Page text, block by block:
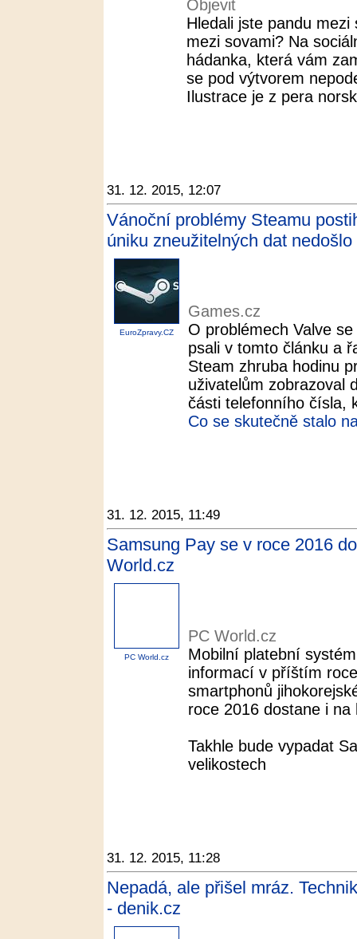
Objevit
Hledali jste pandu
mezi sovami? Na
hádanka, která vám
se pod výtvorem
Ilustrace je z pera
31. 12. 2015, 12:07
Vánoční problémy Steamu
úniku zneužitelných dat
EuroZpravy.CZ
Games.cz
O problémech Valve
psali v tomto článku a
Steam zhruba hodinu
uživatelům zobrazoval
části telefonního čísla,
Co se skutečně stalo
31. 12. 2015, 11:49
Samsung Pay se v roce 2016
World.cz
PC World.cz
PC World.cz
Mobilní platební
informací v příštím
smartphonů
roce 2016 dostane i
Takhle bude vypadat
velikostech
31. 12. 2015, 11:28
Nepadá, ale přišel mráz.
- denik.cz